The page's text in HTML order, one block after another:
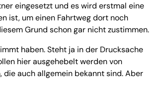
eingesetzt und es wird erstmal eine
ist, um einen Fahrtweg dort noch
Grund schon gar nicht zustimmen.
haben. Steht ja in der Drucksache
hier ausgehebelt werden von
die auch allgemein bekannt sind. Aber